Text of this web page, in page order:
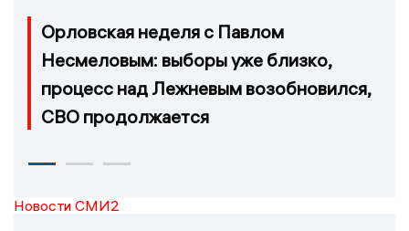
Орловская неделя с Павлом
Несмеловым: выборы уже близко,
процесс над Лежневым возобновился,
СВО продолжается
Новости СМИ2